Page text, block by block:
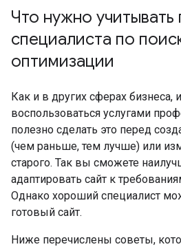
Что нужно
специалиста по
оптимизации
Как и в других сферах бизнеса,
воспользоваться услугами
полезно сделать это перед
(чем раньше, тем лучше) или
старого. Так вы сможете
адаптировать сайт к
Однако хороший специалист
готовый сайт.
Ниже перечислены советы,